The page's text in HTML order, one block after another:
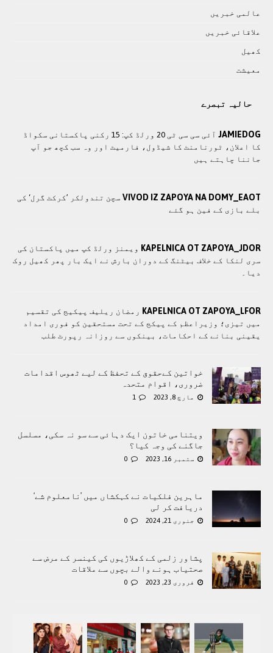
عالمی خبريں
علاقائی خبريں
کھيل
معيشت
حالیہ تبصرے
JAMIEDOG
آئی سی سی ٹی 20 ورلڈ کپ: 15 رکنی پاکستانی سکواڈ
کا اعلان، ٹورنامنٹ کا شیڈول، فارمیٹ اور وہ سب کچھ جو آپ
جاننا چاہتے ہیں
VIVOD IZ ZAPOYA NA DOMY_EAOT سچن تندولکر ’کرکٹ گرل‘ کی
بلے بازی کے فین ہو گئے
KAPELNICA OT ZAPOYA_JDOR ویمنز ورلڈ کپ میں پاکستان کی
سری لنکا کے خلاف بیٹنگ کے دوران بارش نے ایک بار پھر کھیل روک
دیا۔
KAPELNICA OT ZAPOYA_LFOR رمضان ریلیف پیکیج کی تقسیم
میں تیزی؛ وزیراعظم کے پیکج کے تحت مستحقین کو فوری امداد
یقینی بنانے کے احکامات، بینکوں سے روزانہ رپورٹ طلب
خواتین کےحقوق کے تحفظ کے لیے ٹھوس اقدامات
ضروری، اقوام متحدہ
مارچ 8, 2023 1
ویتنامی خاتون ایک دہائی سے سو نہ سکی، مسلسل
جاگنے کی وجہ کیا؟
ستمبر 16, 2023 0
ماہرین فلکیات نے کہکشاں میں ’نامعلوم شے‘
دریافت کر لی
جنوری 21, 2024 0
پشاور زلمی کے کھلاڑیوں کی کینسر کے مرض سے
صحتیاب ہونے والے بچوں سے ملاقات
فروری 23, 2023 0